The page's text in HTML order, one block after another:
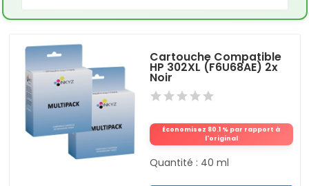
Cartouche Compatible
HP 302XL (F6U68AE) 2x
Noir
Économisez 80.1 % par rapport à
l'original
Quantité : 40 ml